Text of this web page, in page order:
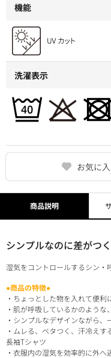
お気に
機能
洗濯表示
商品説明
シンプルなのに差がつ
湿気をコントロールするシン・
●商品の特徴●
・ちょっとした物を入れて便利
・肌が呼吸しているかのよう
・シンプルなデザインながら
・ムレる、ベタつく、汗冷え
長袖Tシャツ
・衣服内の湿気を効率的に外